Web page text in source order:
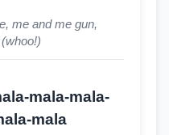
me and me gun,
mala-mala-
mala